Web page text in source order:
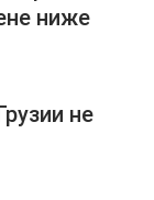
ниже
не